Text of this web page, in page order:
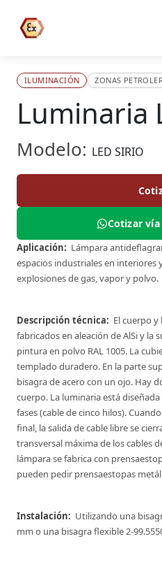
ILUMINACIÓN ZONAS
Luminaria
Modelo: LED SIRIO
Cotizar
Aplicación: Lámpara
espacios industriales en interiores
explosiones de gas, vapor y polvo.
Descripción técnica: El cuerpo
fabricados en aleación de AlSi y la
pintura en polvo RAL 1005. La
templado duradero. En la parte
bisagra de acero con un ojo. Hay
cuerpo. La luminaria está
fases (cable de cinco hilos).
final, la salida de cable libre se
transversal máxima de los cables
lámpara se fabrica con
pueden pedir prensaestopas
Instalación: Utilizando una
mm o una bisagra flexible 2-